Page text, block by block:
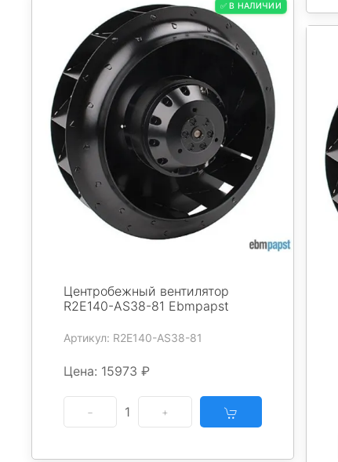
✅ В НАЛИЧИИ
Центробежный вентилятор
R2E140-AS38-81 Ebmpapst
Артикул: R2E140-AS38-81
Цена: 15973 ₽
1